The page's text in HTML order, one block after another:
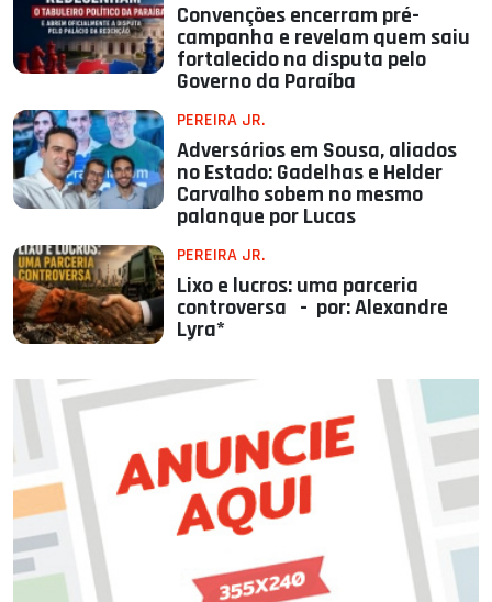
Convenções encerram pré-
campanha e revelam quem saiu
fortalecido na disputa pelo
Governo da Paraíba
PEREIRA JR.
Adversários em Sousa, aliados
no Estado: Gadelhas e Helder
Carvalho sobem no mesmo
palanque por Lucas
PEREIRA JR.
Lixo e lucros: uma parceria
controversa - por: Alexandre
Lyra*